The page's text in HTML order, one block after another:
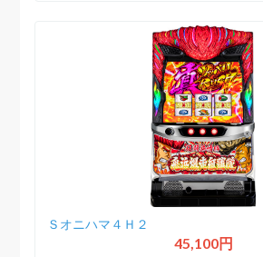
Ｓオニハマ４Ｈ２
45,100円